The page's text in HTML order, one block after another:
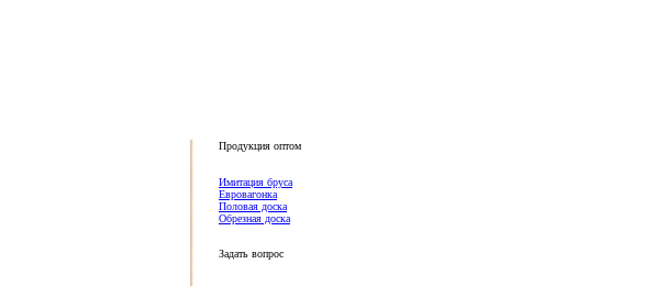
Продукция оптом
Имитация бруса
Евровагонка
Половая доска
Обрезная доска
Задать вопрос